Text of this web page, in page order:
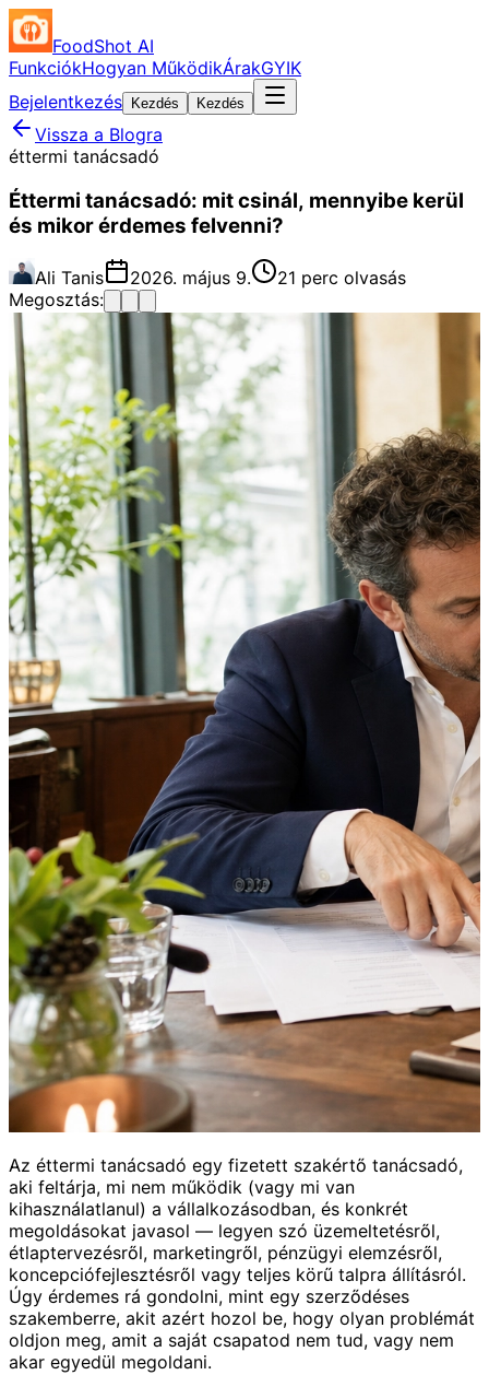
FoodShot AI
FunkciókHogyan MűködikÁrakGYIK
Bejelentkezés
Kezdés Kezdés
Vissza a Blogra
éttermi tanácsadó
Éttermi tanácsadó: mit csinál, mennyibe kerül
és mikor érdemes felvenni?
Ali Tanis 2026. május 9.
21 perc olvasás
Megosztás:
Az éttermi tanácsadó egy fizetett szakértő tanácsadó,
aki feltárja, mi nem működik (vagy mi van
kihasználatlanul) a vállalkozásodban, és konkrét
megoldásokat javasol — legyen szó üzemeltetésről,
étlaptervezésről, marketingről, pénzügyi elemzésről,
koncepciófejlesztésről vagy teljes körű talpra állításról.
Úgy érdemes rá gondolni, mint egy szerződéses
szakemberre, akit azért hozol be, hogy olyan problémát
oldjon meg, amit a saját csapatod nem tud, vagy nem
akar egyedül megoldani.